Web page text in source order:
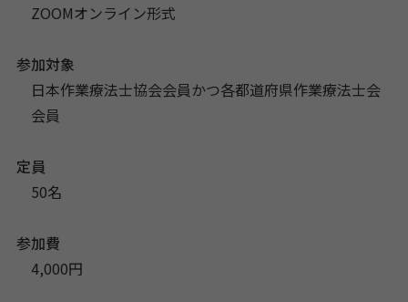
ZOOMオンライン形式
参加対象
日本作業療法士協会会員かつ各都道府県作業療法士会
会員
定員
50名
参加費
4,000円